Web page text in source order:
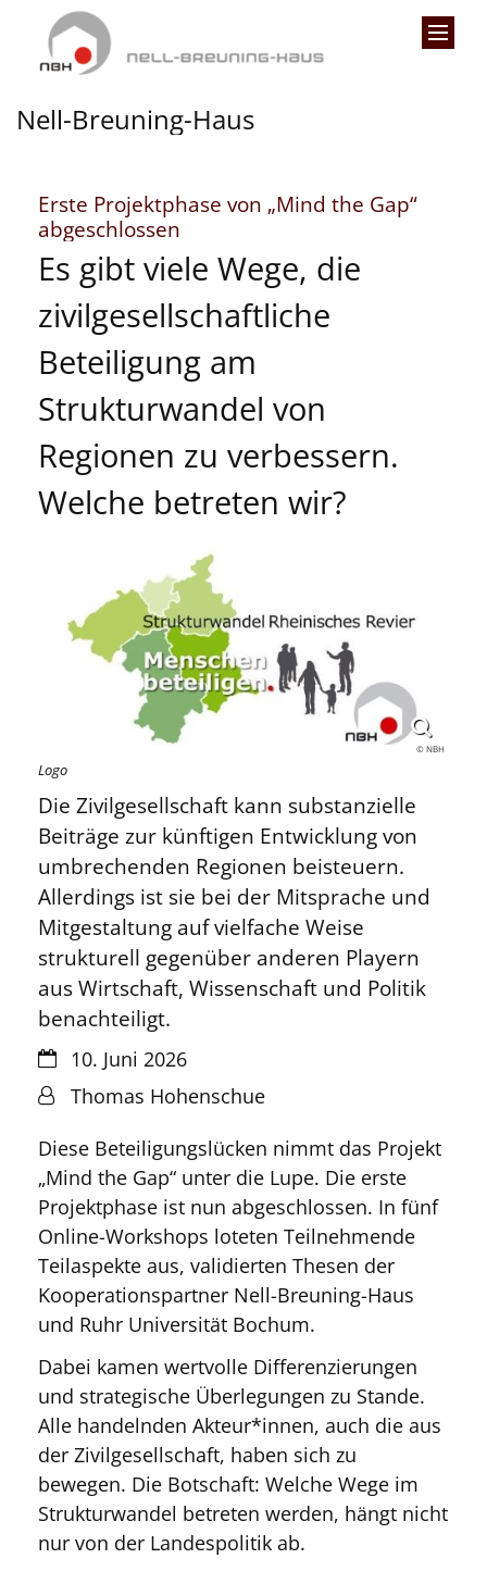
Zum Inhalt springen
Nell-Breuning-Haus
Erste Projektphase von „Mind the Gap“
abgeschlossen
Es gibt viele Wege, die
zivilgesellschaftliche
Beteiligung am
Strukturwandel von
Regionen zu verbessern.
Welche betreten wir?
© NBH
Logo
Die Zivilgesellschaft kann substanzielle
Beiträge zur künftigen Entwicklung von
umbrechenden Regionen beisteuern.
Allerdings ist sie bei der Mitsprache und
Mitgestaltung auf vielfache Weise
strukturell gegenüber anderen Playern
aus Wirtschaft, Wissenschaft und Politik
benachteiligt.
Datum:10. Juni 2026
Von:Thomas Hohenschue
Diese Beteiligungslücken nimmt das Projekt
„Mind the Gap“ unter die Lupe. Die erste
Projektphase ist nun abgeschlossen. In fünf
Online-Workshops loteten Teilnehmende
Teilaspekte aus, validierten Thesen der
Kooperationspartner Nell-Breuning-Haus
und Ruhr Universität Bochum.
Dabei kamen wertvolle Differenzierungen
und strategische Überlegungen zu Stande.
Alle handelnden Akteur*innen, auch die aus
der Zivilgesellschaft, haben sich zu
bewegen. Die Botschaft: Welche Wege im
Strukturwandel betreten werden, hängt nicht
nur von der Landespolitik ab.